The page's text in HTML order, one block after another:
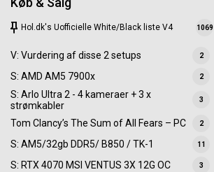
keep Hol.dk's Uofficielle White/Black liste V4 1069
V: Vurdering af disse 2 setups 2
S: AMD AM5 7900x 2
S: Arlo Ultra 2 - 4 kameraer + 3 x
strømkabler
3
Tom Clancy’s The Sum of All Fears – PC 2
S: AM5/32gb DDR5/ B850 / TK-1 11
S: RTX 4070 MSI VENTUS 3X 12G OC 3